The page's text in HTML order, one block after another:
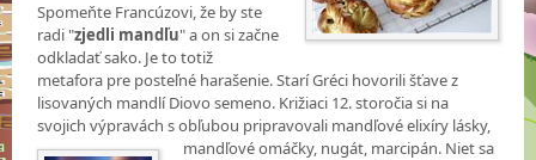
Spomeňte Francúzovi, že by ste
radi "zjedli mandľu" a on si začne
odkladať sako. Je to totiž
metafora pre posteľné harašenie. Starí Gréci hovorili šťave z
lisovaných mandlí Diovo semeno. Križiaci 12. storočia si na
svojich výpravách s obľubou pripravovali mandľové elixíry lásky,
mandľové omáčky, nugát, marcipán. Niet sa